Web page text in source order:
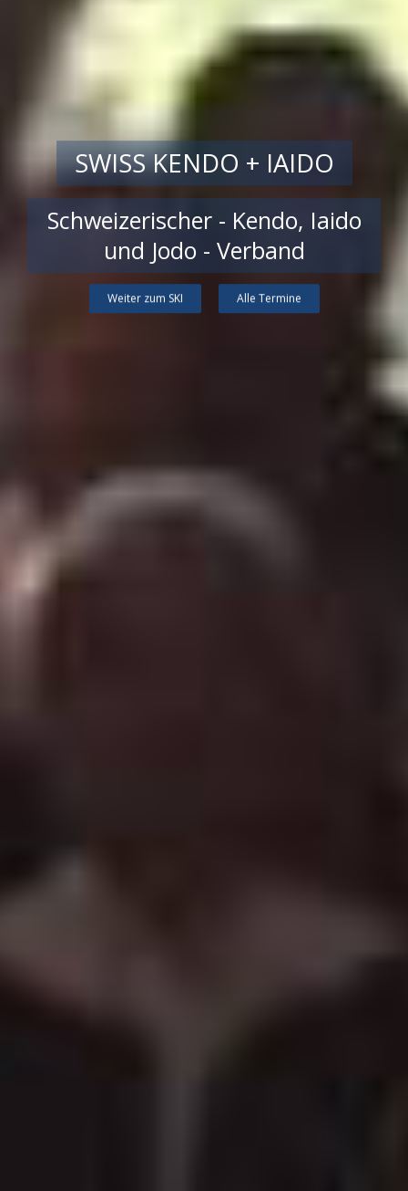
SWISS KENDO + IAIDO
Schweizerischer - Kendo, Iaido
und Jodo - Verband
Weiter zum SKI Alle Termine